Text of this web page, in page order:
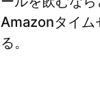
タイム
。